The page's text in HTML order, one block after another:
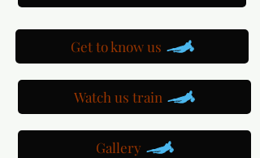
Get to know us
Watch us train
Gallery